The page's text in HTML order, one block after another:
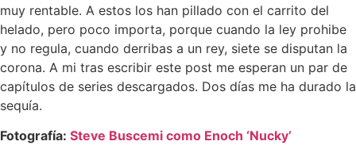
muy rentable. A estos los han pillado con el carrito del
helado, pero poco importa, porque cuando la ley prohibe
y no regula, cuando derribas a un rey, siete se disputan la
corona. A mi tras escribir este post me esperan un par de
capítulos de series descargados. Dos días me ha durado la
sequía.
Fotografía: Steve Buscemi como Enoch ‘Nucky’